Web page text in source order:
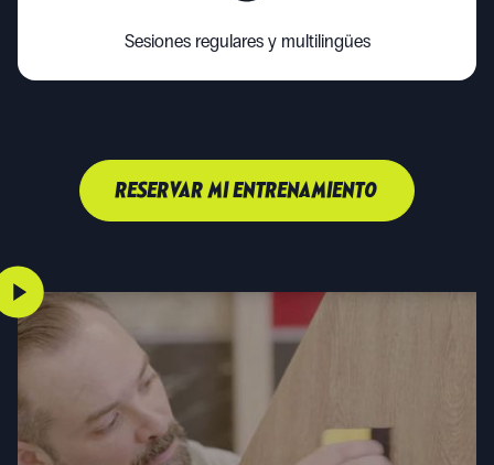
Sesiones regulares y multilingües
RESERVAR MI ENTRENAMIENTO